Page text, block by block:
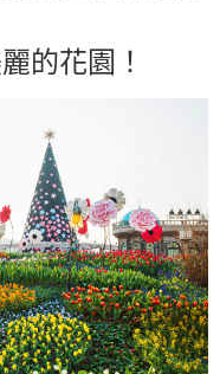
的花園！